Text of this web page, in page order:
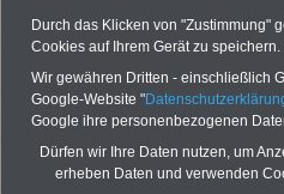
Hessisches
BEHÖRDEN-ABO
mit drei
25,00 Euro: Wissenswertes für
Durch das Klicken von "Zustimmung"
Cookies auf Ihrem Gerät zu speichern.
Wir gewähren Dritten - einschließlich
Google-Website "
Google ihre personenbezogenen
Dürfen wir Ihre Daten nutzen, um
erheben Daten und verwenden